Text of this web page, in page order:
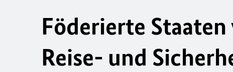
Föderierte
Reise- und